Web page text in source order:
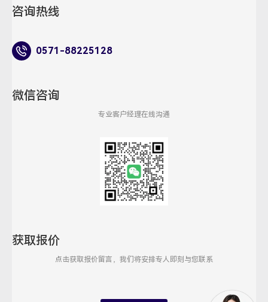
咨询热线
0571-88225128
微信咨询
专业客户经理在线沟通
获取报价
点击获取报价留言，我们将安排专人即刻与您联系